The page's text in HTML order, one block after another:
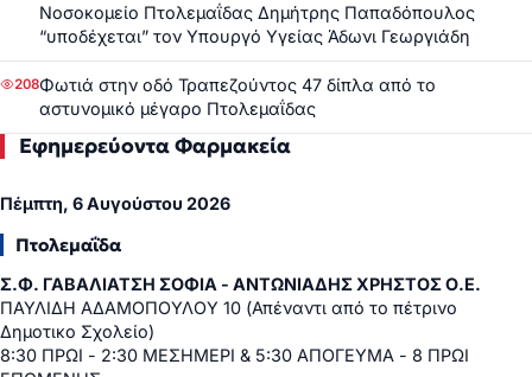
Νοσοκομείο Πτολεμαΐδας Δημήτρης Παπαδόπουλος
“υποδέχεται” τον Υπουργό Υγείας Άδωνι Γεωργιάδη
208Φωτιά στην οδό Τραπεζούντος 47 δίπλα από το
αστυνομικό μέγαρο Πτολεμαΐδας
Εφημερεύοντα Φαρμακεία
Πέμπτη, 6 Αυγούστου 2026
Πτολεμαΐδα
Σ.Φ. ΓΑΒΑΛΙΑΤΣΗ ΣΟΦΙΑ - ΑΝΤΩΝΙΑΔΗΣ ΧΡΗΣΤΟΣ Ο.Ε.
ΠΑΥΛΙΔΗ ΑΔΑΜΟΠΟΥΛΟΥ 10 (Απέναντι από το πέτρινο
Δημοτικο Σχολείο)
8:30 ΠΡΩΙ - 2:30 ΜΕΣΗΜΕΡΙ & 5:30 ΑΠΟΓΕΥΜΑ - 8 ΠΡΩΙ